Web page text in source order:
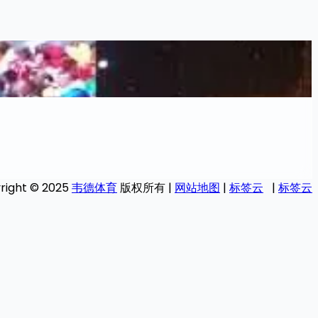
© 2025韦德体育版权所有 | 网站地图 | 标签云 | 标签云